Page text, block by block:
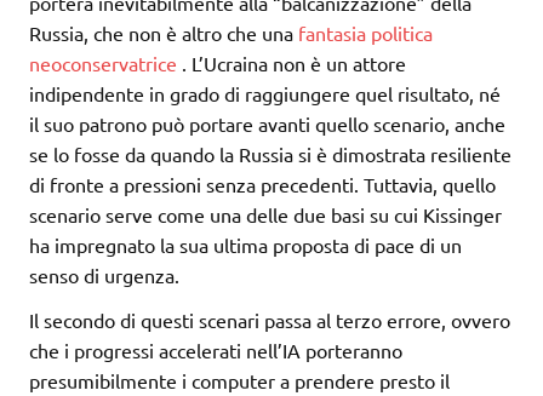
Russia, che non è altro che una fantasia politica
neoconservatrice . L’Ucraina non è un attore
indipendente in grado di raggiungere quel risultato, né
il suo patrono può portare avanti quello scenario, anche
se lo fosse da quando la Russia si è dimostrata resiliente
di fronte a pressioni senza precedenti. Tuttavia, quello
scenario serve come una delle due basi su cui Kissinger
ha impregnato la sua ultima proposta di pace di un
senso di urgenza.
Il secondo di questi scenari passa al terzo errore, ovvero
che i progressi accelerati nell’IA porteranno
presumibilmente i computer a prendere presto il